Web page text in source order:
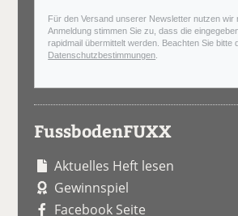
Für den Versand unserer Newsletter nutzen wir
Anmeldung stimmen Sie zu, dass die
rapidmail übermittelt werden. Beachten Sie bitte
Datenschutzbestimmungen
FussbodenFUXX
Aktuelles Heft lesen
Gewinnspiel
Facebook Seite